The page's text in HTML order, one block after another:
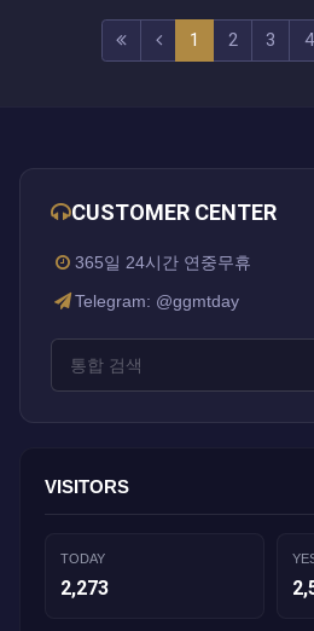
1 (current)
2 3 4
CUSTOMER CENTER
365일 24시간 연중무휴
Telegram: @ggmtday
VISITORS
TODAY
2,273